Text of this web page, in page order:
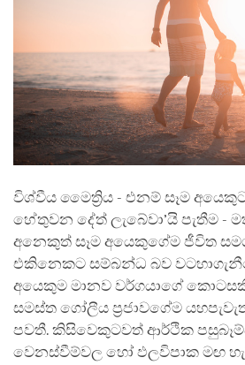
විශ්වීය මෛත්‍රිය - එනම් සෑම
හේතුවන දේත් ලැබේවා’යි පැතීම -
අනෙකුත් සෑම අයෙකුගේම ජීවිත
එකිනෙකට සම්බන්ධ බව
අයෙකුම මානව වර්ගයාගේ
සමස්ත ගෝලීය ප්‍රජාවගේම
පවතී. කිසිවෙකුටවත් ආර්ථික
වෙනස්වීම්වල හෝ ඵලවිපාක මඟ